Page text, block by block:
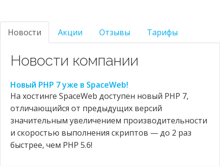
Новости Акции Отзывы Тарифы
Новости компании
Новый PHP 7 уже в SpaceWeb!
На хостинге SpaceWeb доступен новый PHP 7,
отличающийся от предыдущих версий
значительным увеличением производительности
и скоростью выполнения скриптов — до 2 раз
быстрее, чем PHP 5.6!